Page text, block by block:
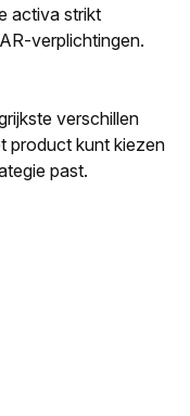
activa strikt
verplichtingen.
verschillen
product kunt kiezen
past.